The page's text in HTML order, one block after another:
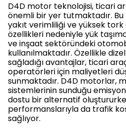
D4D motor teknolojisi, ticari
önemli bir yer tutmaktadır. Bu
yakıt verimliliği ve yüksek
özellikleri nedeniyle yük
ve inşaat sektöründeki
kullanılmaktadır. Özellikle
sağladığı avantajlar, ticari
operatörleri için maliyetleri
sunmaktadır. D4D motorlar,
sistemlerinin sunduğu
dostu bir alternatif
performanslarıyla da trafik
sağlıyor.